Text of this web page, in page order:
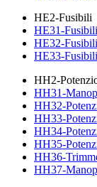
HE2-Fusibili
HE31-
HE32-
HE33-
HH2-
HH31-
HH32-
HH33-
HH34-
HH35-
HH36-
HH37-